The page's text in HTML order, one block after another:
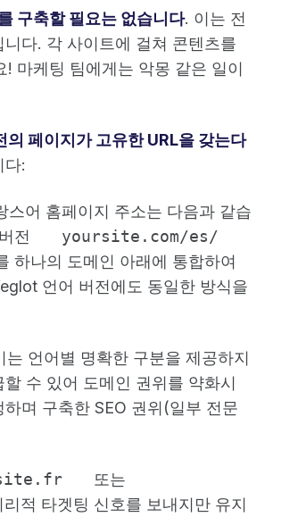
구축할 필요는 없습니다. 이는 전
다. 각 사이트에 걸쳐 콘텐츠를
마케팅 팀에게는 악몽 같은 일이
의 페이지가 고유한 URL을 갖는다
다:
스어 홈페이지 주소는 다음과 같습
전
yoursite.com/es/
하나의 도메인 아래에 통합하여
언어 버전에도 동일한 방식을
는 언어별 명확한 구분을 제공하지
수 있어 도메인 권위를 약화시
며 구축한 SEO 권위(일부 전문
또는
적 타겟팅 신호를 보내지만 유지